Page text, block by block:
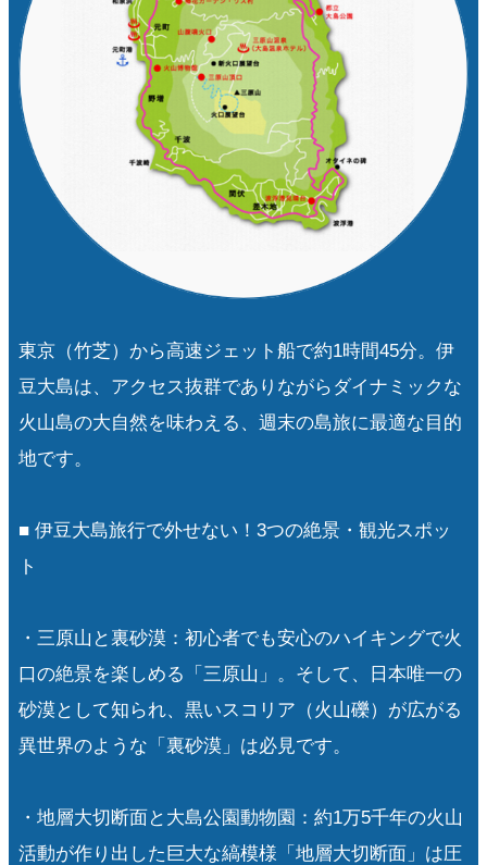
東京（竹芝）から高速ジェット船で約1時間45分。伊
豆大島は、アクセス抜群でありながらダイナミックな
火山島の大自然を味わえる、週末の島旅に最適な目的
地です。
■ 伊豆大島旅行で外せない！3つの絶景・観光スポッ
ト
・三原山と裏砂漠：初心者でも安心のハイキングで火
口の絶景を楽しめる「三原山」。そして、日本唯一の
砂漠として知られ、黒いスコリア（火山礫）が広がる
異世界のような「裏砂漠」は必見です。
・地層大切断面と大島公園動物園：約1万5千年の火山
活動が作り出した巨大な縞模様「地層大切断面」は圧